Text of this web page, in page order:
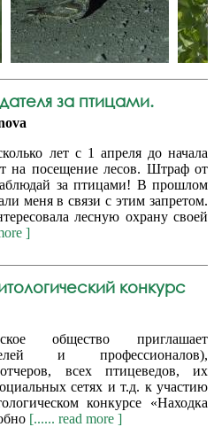
за птицами.
лет с 1 апреля до начала
на посещение лесов. Штраф от
за птицами! В прошлом
меня в связи с этим запретом.
лесную охрану своей
]
конкурс
общество приглашает
и профессионалов),
всех птицеведов, их
сетях и т.д. к участию
конкурсе «Находка
[...... read more ]